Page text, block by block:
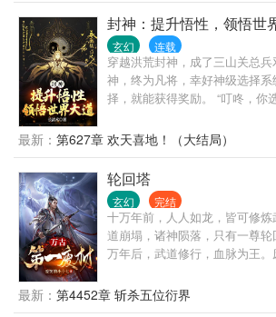
封神：提升悟性，领悟世
玄幻 连载
穿越洪荒封神，成了三山关总
神，终为凡将，幸好神级选择
择，就能获得奖励。 “叮咚，你
皇，奖励太虚神刀！” “叮咚，你
一亿年修为！！！”
最新： 第627章 欢天喜地！（大结局）
轮回塔
玄幻 完结
十万年前，人人如龙，皆可修
道崩塌，诸神陨落，只有一尊
万年后，武道修行，血脉为王
得无名宝塔，穿越到这个玄幻异
上了逆天修炼之途。
最新： 第4452章 斩杀五位衍界